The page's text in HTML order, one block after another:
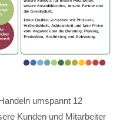
umspannt 12
Kunden und Mitarbeiter